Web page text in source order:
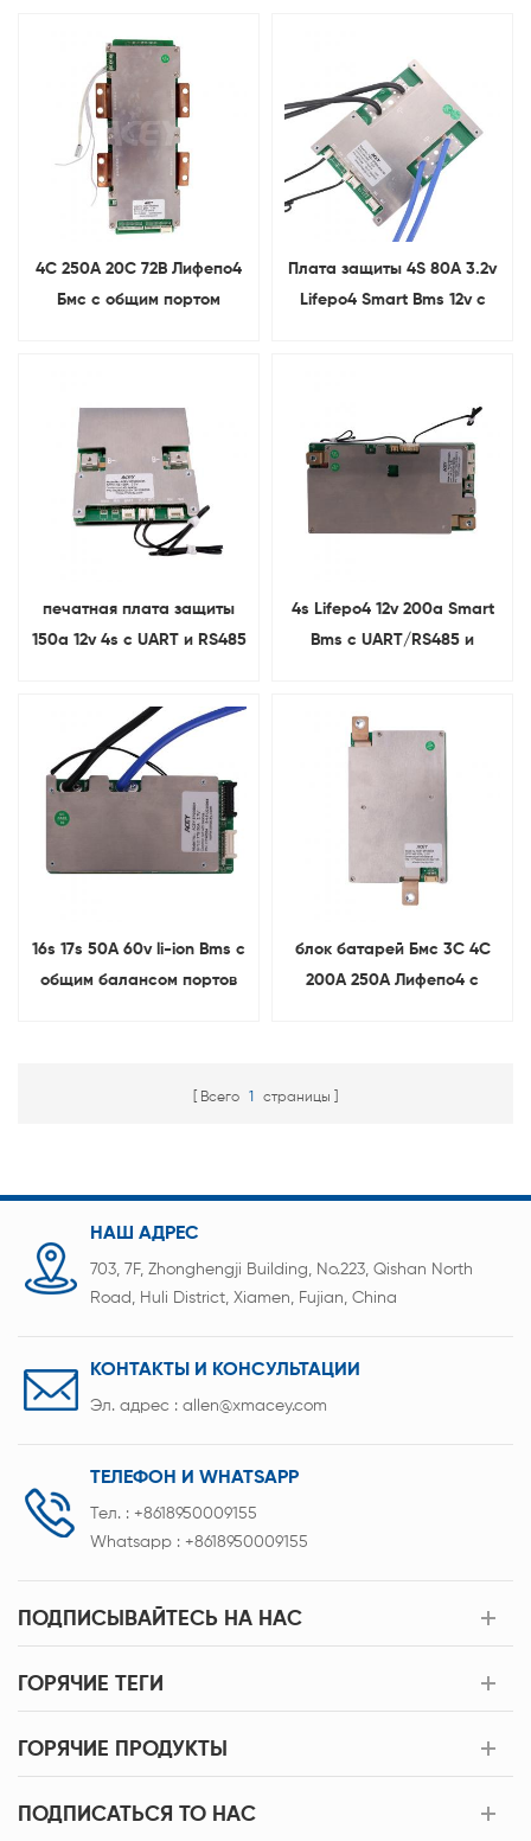
4С 250А 20С 72В Лифепо4
Бмс с общим портом
Плата защиты 4S 80A 3.2v
Lifepo4 Smart Bms 12v с
печатная плата защиты
150a 12v 4s с UART и RS485
4s Lifepo4 12v 200a Smart
Bms с UART/RS485 и
16s 17s 50A 60v li-ion Bms с
общим балансом портов
блок батарей Бмс 3С 4С
200А 250А Лифепо4 с
Всего 1 страницы
НАШ АДРЕС
703, 7F, Zhonghengji Building, No.223, Qishan North
Road, Huli District, Xiamen, Fujian, China
КОНТАКТЫ И КОНСУЛЬТАЦИИ
Эл. адрес : allen@xmacey.com
ТЕЛЕФОН И WHATSAPP
Тел. : +8618950009155
Whatsapp : +8618950009155
ПОДПИСЫВАЙТЕСЬ НА НАС
ГОРЯЧИЕ ТЕГИ
ГОРЯЧИЕ ПРОДУКТЫ
ПОДПИСАТЬСЯ TO НАС